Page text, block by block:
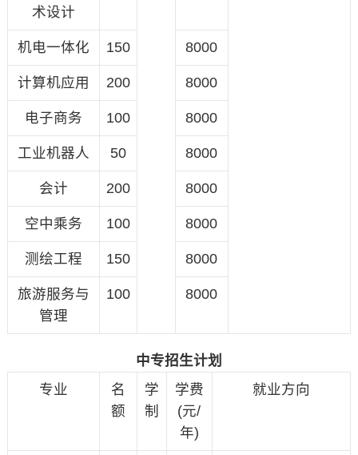
术设计
机电一体化 150 8000
计算机应用 200 8000
电子商务 100 8000
工业机器人 50 8000
会计 200 8000
空中乘务 100 8000
测绘工程 150 8000
旅游服务与
管理
100 8000
中专招生计划
专业
名
额
学
制
学费
(元/
年)
就业方向